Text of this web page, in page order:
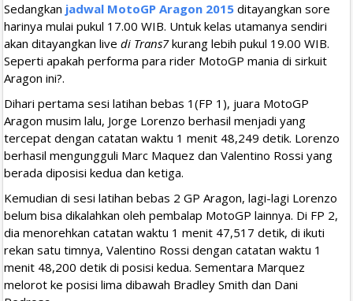
Sedangkan jadwal MotoGP Aragon 2015 ditayangkan sore
harinya mulai pukul 17.00 WIB. Untuk kelas utamanya sendiri
akan ditayangkan live di Trans7kurang lebih pukul 19.00 WIB.
Seperti apakah performa para rider MotoGP mania di sirkuit
Aragon ini?.
Dihari pertama sesi latihan bebas 1(FP 1), juara MotoGP
Aragon musim lalu, Jorge Lorenzo berhasil menjadi yang
tercepat dengan catatan waktu 1 menit 48,249 detik. Lorenzo
berhasil mengungguli Marc Maquez dan Valentino Rossi yang
berada diposisi kedua dan ketiga.
Kemudian di sesi latihan bebas 2 GP Aragon, lagi-lagi Lorenzo
belum bisa dikalahkan oleh pembalap MotoGP lainnya. Di FP 2,
dia menorehkan catatan waktu 1 menit 47,517 detik, di ikuti
rekan satu timnya, Valentino Rossi dengan catatan waktu 1
menit 48,200 detik di posisi kedua. Sementara Marquez
melorot ke posisi lima dibawah Bradley Smith dan Dani